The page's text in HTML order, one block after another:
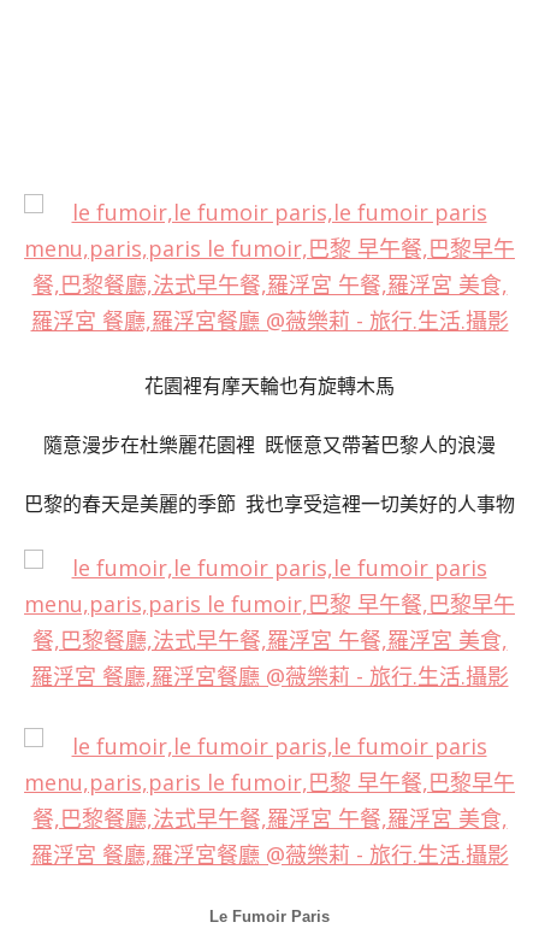
花園裡有摩天輪也有旋轉木馬
隨意漫步在杜樂麗花園裡 既愜意又帶著巴黎人的浪漫
巴黎的春天是美麗的季節 我也享受這裡一切美好的人事物
Le Fumoir Paris